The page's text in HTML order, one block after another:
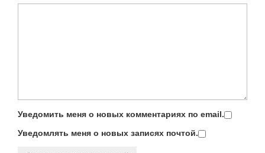
Уведомить меня о новых комментариях по email.
Уведомлять меня о новых записях почтой.